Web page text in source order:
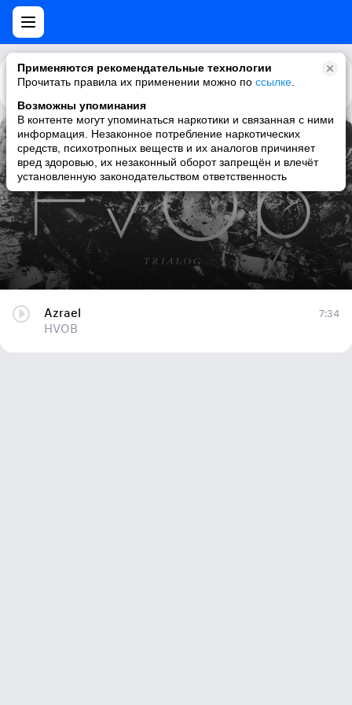
Применяются рекомендательные технологии
Прочитать правила их применении можно по ссылке
Возможны упоминания
В контенте могут упоминаться наркотики и связанная с ними
информация. Незаконное потребление наркотических
средств, психотропных веществ и их аналогов причиняет
вред здоровью, их незаконный оборот запрещён и влечёт
установленную законодательством ответственность
Каталог Рекомендации
Azrael
HVOB
Azrael
HVOB
7:34